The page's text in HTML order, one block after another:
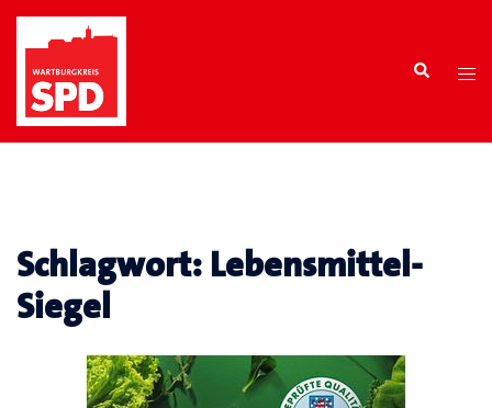
Zum
springen
Search
Schlagwort: Lebensmittel-
Siegel